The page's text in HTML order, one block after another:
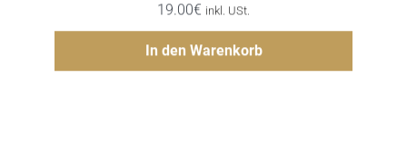
19.00€ inkl. USt.
In den Warenkorb
Hinzufügen